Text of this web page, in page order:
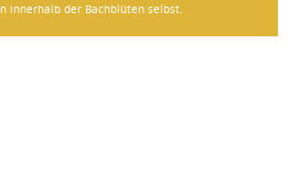
innerhalb der Bachblüten selbst.